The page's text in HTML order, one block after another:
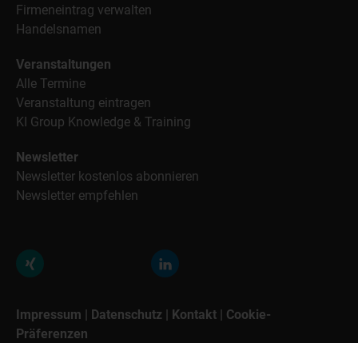
Firmeneintrag verwalten
Handelsnamen
Veranstaltungen
Alle Termine
Veranstaltung eintragen
KI Group Knowledge & Training
Newsletter
Newsletter kostenlos abonnieren
Newsletter empfehlen
Impressum | Datenschutz | Kontakt | Cookie-
Präferenzen